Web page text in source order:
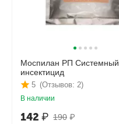
Моспилан РП Системный
инсектицид
(Отзывов: 2)
5
В наличии
190 ₽
142 ₽